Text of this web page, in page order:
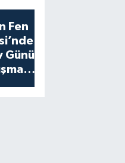
Madalya
Fen
Günü